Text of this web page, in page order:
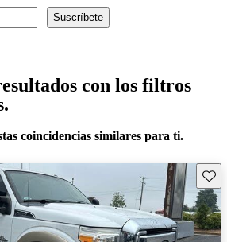
Suscríbete
con los filtros
coincidencias similares para ti.